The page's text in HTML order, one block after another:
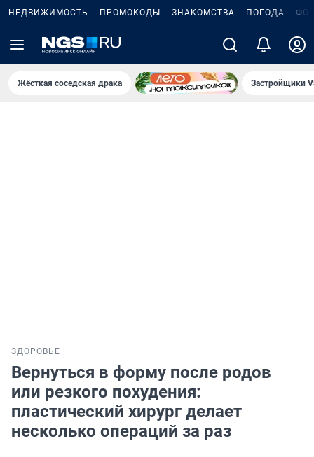
НЕДВИЖИМОСТЬ ПРОМОКОДЫ ЗНАКОМСТВА ПОГОДА
Жёсткая соседская драка Застройщики
ЗДОРОВЬЕ
Вернуться в форму после родов
или резкого похудения:
пластический хирург делает
несколько операций за раз